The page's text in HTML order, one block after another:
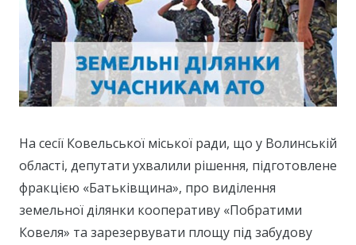
На сесії Ковельської міської ради, що у Волинській
області, депутати ухвалили рішення, підготовлене
фракцією «Батьківщина», про виділення
земельної ділянки кооперативу «Побратими
Ковеля» та зарезервувати площу під забудову